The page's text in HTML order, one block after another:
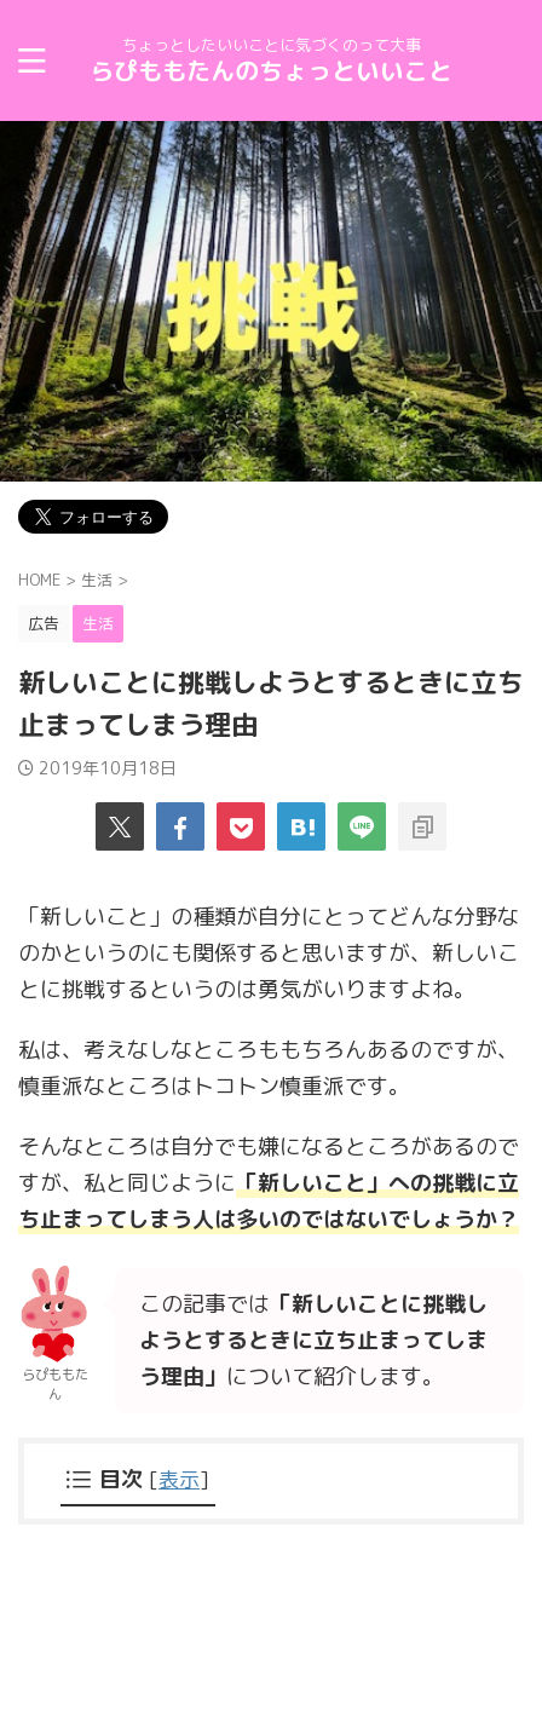
ちょっとしたいいことに気づくのって大事
らぴももたんのちょっといいこと
HOME > 生活 >
広告
生活
新しいことに挑戦しようとするときに立ち
止まってしまう理由
2019年10月18日
「新しいこと」の種類が自分にとってどんな分野な
のかというのにも関係すると思いますが、新しいこ
とに挑戦するというのは勇気がいりますよね。
私は、考えなしなところももちろんあるのですが、
慎重派なところはトコトン慎重派です。
そんなところは自分でも嫌になるところがあるので
すが、私と同じように「新しいこと」への挑戦に立
ち止まってしまう人は多いのではないでしょうか？
らぴももた
ん
この記事では 「新しいことに挑戦し
ようとするときに立ち止まってしま
う理由」 について紹介します。
目次 [表示]